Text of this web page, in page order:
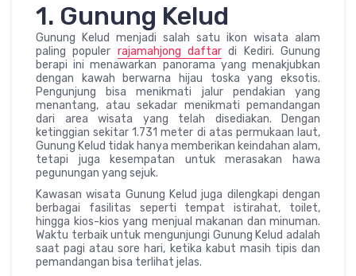
1. Gunung Kelud
Gunung Kelud menjadi salah satu ikon wisata alam
paling populer rajamahjong daftar di Kediri. Gunung
berapi ini menawarkan panorama yang menakjubkan
dengan kawah berwarna hijau toska yang eksotis.
Pengunjung bisa menikmati jalur pendakian yang
menantang, atau sekadar menikmati pemandangan
dari area wisata yang telah disediakan. Dengan
ketinggian sekitar 1.731 meter di atas permukaan laut,
Gunung Kelud tidak hanya memberikan keindahan alam,
tetapi juga kesempatan untuk merasakan hawa
pegunungan yang sejuk.
Kawasan wisata Gunung Kelud juga dilengkapi dengan
berbagai fasilitas seperti tempat istirahat, toilet,
hingga kios-kios yang menjual makanan dan minuman.
Waktu terbaik untuk mengunjungi Gunung Kelud adalah
saat pagi atau sore hari, ketika kabut masih tipis dan
pemandangan bisa terlihat jelas.